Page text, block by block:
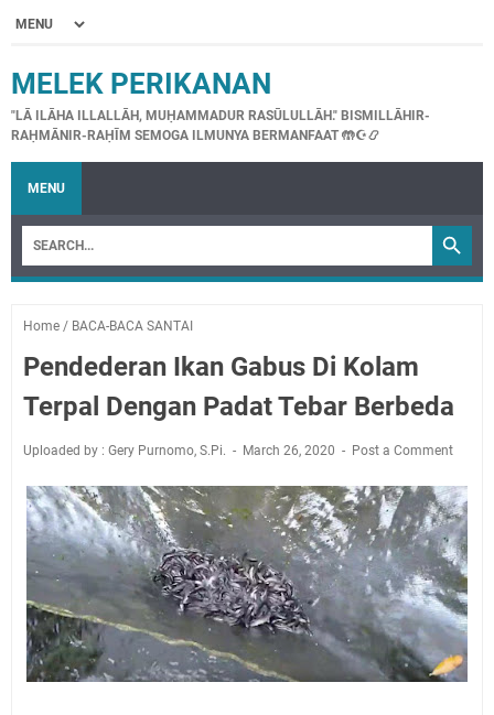
MELEK PERIKANAN
"LĀ ILĀHA ILLALLĀH, MUḤAMMADUR RASŪLULLĀH." BISMILLĀHIR-
RAḤMĀNIR-RAḤĪM SEMOGA ILMUNYA BERMANFAAT 🤲☪📿
MENU
Home / BACA-BACA SANTAI
Pendederan Ikan Gabus Di Kolam
Terpal Dengan Padat Tebar Berbeda
Uploaded by : Gery Purnomo, S.Pi. March 26, 2020 Post a Comment